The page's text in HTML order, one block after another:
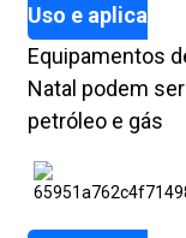
Uso e aplicação
Equipamentos
Natal podem
petróleo e gás